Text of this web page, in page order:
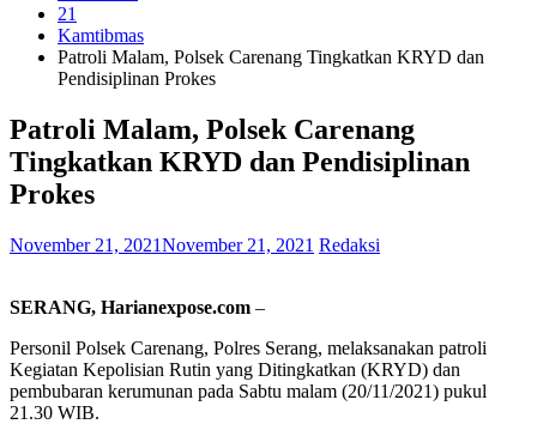
21
Kamtibmas
Patroli Malam, Polsek Carenang Tingkatkan KRYD dan
Pendisiplinan Prokes
Patroli Malam, Polsek Carenang
Tingkatkan KRYD dan Pendisiplinan
Prokes
November 21, 2021November 21, 2021 Redaksi
SERANG, Harianexpose.com –
Personil Polsek Carenang, Polres Serang, melaksanakan patroli
Kegiatan Kepolisian Rutin yang Ditingkatkan (KRYD) dan
pembubaran kerumunan pada Sabtu malam (20/11/2021) pukul
21.30 WIB.